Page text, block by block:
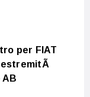
per FIAT
estremitÃ